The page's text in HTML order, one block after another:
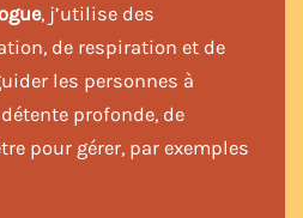
, j’utilise des
de respiration et de
les personnes à
profonde, de
pour gérer, par exemples